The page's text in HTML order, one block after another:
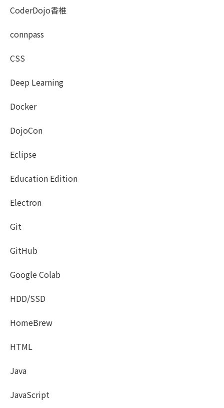
CoderDojo香椎
connpass
CSS
Deep Learning
Docker
DojoCon
Eclipse
Education Edition
Electron
Git
GitHub
Google Colab
HDD/SSD
HomeBrew
HTML
Java
JavaScript